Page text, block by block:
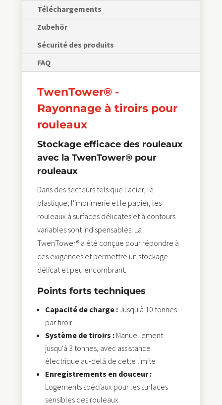
Téléchargements
Zubehör
Sécurité des produits
FAQ
TwenTower® -
Rayonnage à tiroirs pour
rouleaux
Stockage efficace des rouleaux
avec la TwenTower® pour
rouleaux
Dans des secteurs tels que l'acier, le
plastique, l'imprimerie et le papier, les
rouleaux à surfaces délicates et à contours
variables sont indispensables. La
TwenTower® a été conçue pour répondre à
ces exigences et permettre un stockage
délicat et peu encombrant.
Points forts techniques
Capacité de charge :Jusqu'à 10 tonnes
par tiroir
Système de tiroirs :Manuellement
jusqu'à 3 tonnes, avec assistance
électrique au-delà de cette limite
Enregistrements en douceur :
Logements spéciaux pour les surfaces
sensibles des rouleaux